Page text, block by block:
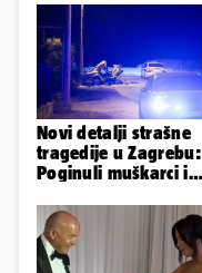
Novi detalji strašne
tragedije u Zagrebu:
Poginuli muškarci i
policiji